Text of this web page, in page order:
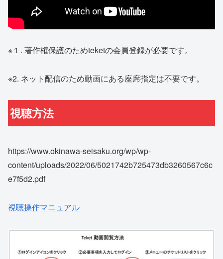
※１. 著作権保護のためteketの会員登録が必要です。
※2. ネット配信のため動画にある座席指定は不要です。
視聴方法
https://www.okinawa-seisaku.org/wp/wp-
content/uploads/2022/06/5021742b725473db3260567c6c
e7f5d2.pdf
視聴操作マニュアル